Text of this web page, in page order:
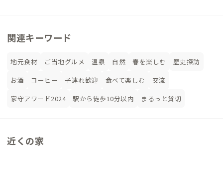
関連キーワード
地元食材 ご当地グルメ 温泉 自然 春を楽しむ
歴史探訪
お酒
コーヒー 子連れ歓迎 食べて楽しむ
交流
家守アワード2024
駅から徒歩10分以内 まるっと貸切
近くの家